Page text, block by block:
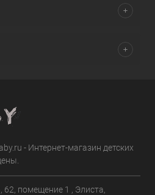
- Интернет-магазин детских
помещение 1 , Элиста,